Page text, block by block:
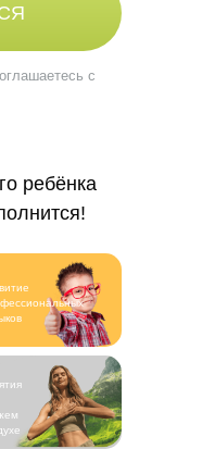
с
ребёнка